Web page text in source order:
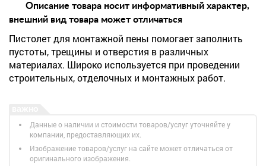
Описание товара носит информативный характер,
внешний вид товара может отличаться
Пистолет для монтажной пены помогает заполнить
пустоты, трещины и отверстия в различных
материалах. Широко используется при проведении
строительных, отделочных и монтажных работ.
Данные о наличии и стоимости товаров/услуг уточняйте у
компании, предоставляющих их.
Изображение товаров/услуг на сайте может отличаться от
оригинального изображения.